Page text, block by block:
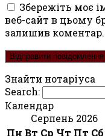
Збережіть моє
веб-сайт в цьому
залишив коментар.
Знайти нотаріуса
Search:
Календар
Серпень 2026
Пн Вт Ср Чт Пт Сб